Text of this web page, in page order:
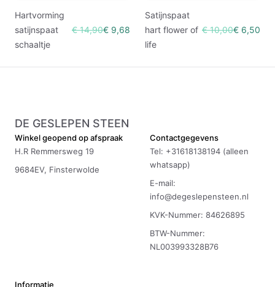
Hartvorming
satijnspaat
schaaltje
€ 14,90€ 9,68
Satijnspaat
hart flower of
life
€ 10,00€ 6,50
DE GESLEPEN STEEN
Winkel geopend op afspraak
H.R Remmersweg 19
9684EV, Finsterwolde
Contactgegevens
Tel: +31618138194 (alleen
whatsapp)
E-mail:
info@degeslepensteen.nl
KVK-Nummer: 84626895
BTW-Nummer:
NL003993328B76
Informatie